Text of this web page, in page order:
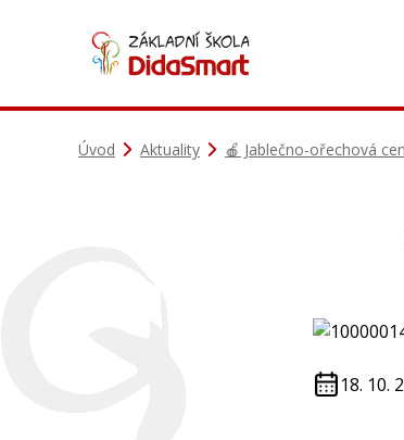
Úvod Aktuality 🍎 Jablečno-ořechová
18. 10.